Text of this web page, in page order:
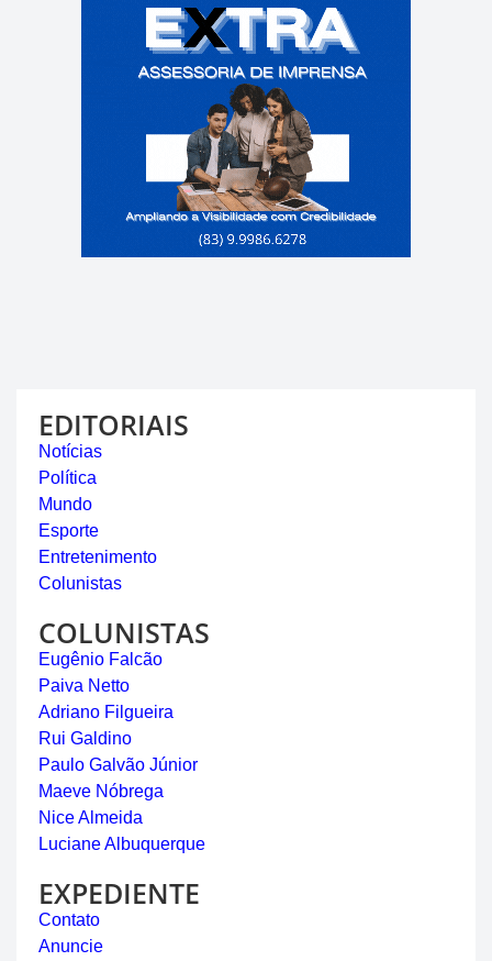
EDITORIAIS
Notícias
Política
Mundo
Esporte
Entretenimento
Colunistas
COLUNISTAS
Eugênio Falcão
Paiva Netto
Adriano Filgueira
Rui Galdino
Paulo Galvão Júnior
Maeve Nóbrega
Nice Almeida
Luciane Albuquerque
EXPEDIENTE
Contato
Anuncie